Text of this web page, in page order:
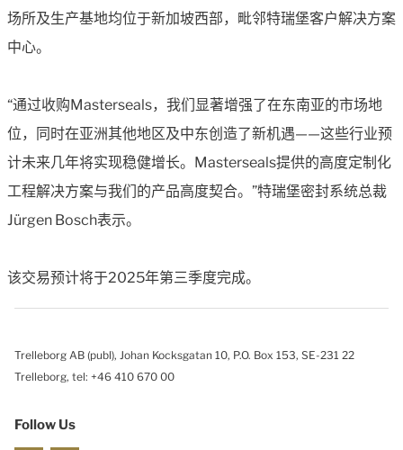
场所及生产基地均位于新加坡西部，毗邻特瑞堡客户解决方案
中心。
“通过收购Masterseals，我们显著增强了在东南亚的市场地
位，同时在亚洲其他地区及中东创造了新机遇——这些行业预
计未来几年将实现稳健增长。Masterseals提供的高度定制化
工程解决方案与我们的产品高度契合。”特瑞堡密封系统总裁
Jürgen Bosch表示。
该交易预计将于2025年第三季度完成。
Trelleborg AB (publ), Johan Kocksgatan 10, P.O. Box 153, SE-231 22
Trelleborg, tel: +46 410 670 00
Follow Us